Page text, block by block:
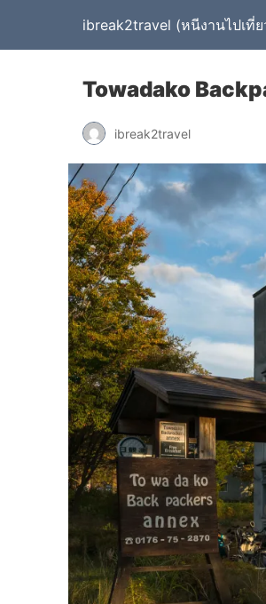
ibreak2travel (หนีงานไปเที่ย
Towadako
ibreak2travel